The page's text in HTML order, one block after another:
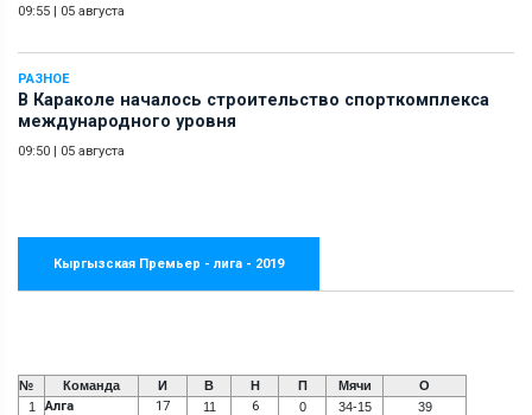
09:55 | 05 августа
РАЗНОЕ
В Караколе началось строительство спорткомплекса
международного уровня
09:50 | 05 августа
Кыргызская Премьер - лига - 2019
№ Команда И В Н П Мячи
О
1
Алга 17 11 6 0 34-15 39